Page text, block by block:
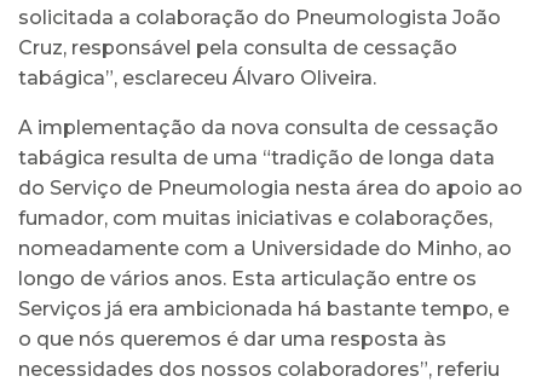
solicitada a colaboração do Pneumologista João
Cruz, responsável pela consulta de cessação
tabágica”, esclareceu Álvaro Oliveira.
A implementação da nova consulta de cessação
tabágica resulta de uma “tradição de longa data
do Serviço de Pneumologia nesta área do apoio ao
fumador, com muitas iniciativas e colaborações,
nomeadamente com a Universidade do Minho, ao
longo de vários anos. Esta articulação entre os
Serviços já era ambicionada há bastante tempo, e
o que nós queremos é dar uma resposta às
necessidades dos nossos colaboradores”, referiu